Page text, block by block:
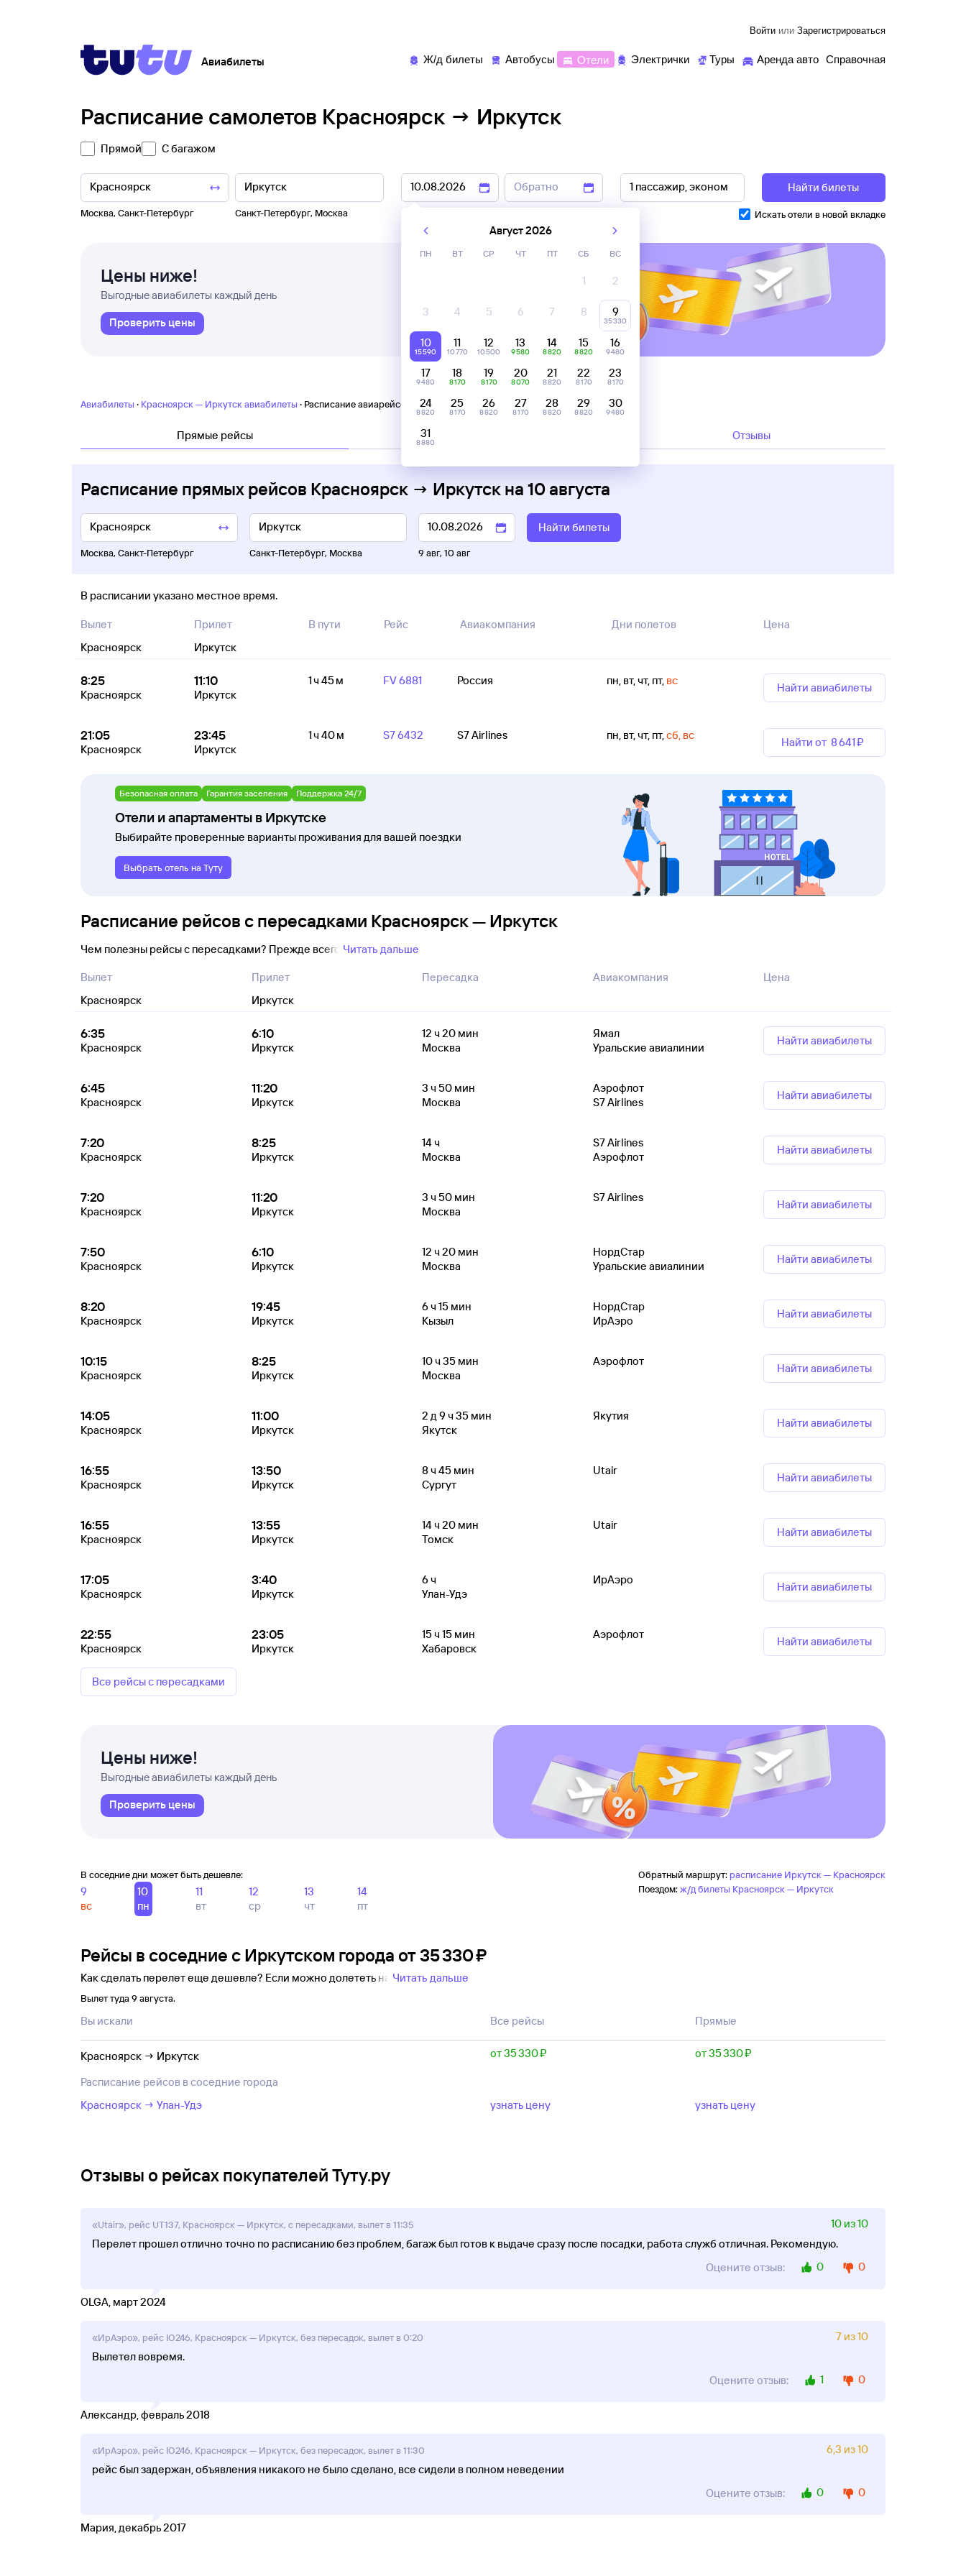
Войти или Зарегистрироваться
Авиабилеты Ж/д билеты Автобусы Отели Электрички Туры Аренда авто Справочная
Расписание самолетов Красноярск → Иркутск
Прямой С багажом
Москва, Санкт-Петербург Санкт-Петербург, Москва
Найти билеты
Искать отели в новой вкладке
Цены ниже!
Выгодные авиабилеты каждый день
Проверить цены
Авиабилеты · Красноярск — Иркутск авиабилеты · Расписание авиарейсов Красноярск — Иркутск
Прямые рейсы Отзывы
Расписание прямых рейсов Красноярск → Иркутск на 10 августа
Москва, Санкт-Петербург Санкт-Петербург, Москва 9 авг, 10 авг
Найти билеты
В расписании указано местное время.
Вылет
Красноярск
Прилет
Иркутск
В пути Рейс Авиакомпания Дни полетов Цена
8:25
Красноярск
11:10
Иркутск
1 ч 45 м FV 6881 Россия пн, вт, чт, пт, вс
Найти авиабилеты
21:05
Красноярск
23:45
Иркутск
1 ч 40 м S7 6432 S7 Airlines пн, вт, чт, пт,сб, вс
Найти от 8 ⁠641 ⁠₽
Безопасная оплата Гарантия заселения Поддержка 24/7
Отели и апартаменты в Иркутске
Выбирайте проверенные варианты проживания для вашей поездки
Выбрать отель на Туту
Расписание рейсов с пересадками Красноярск — Иркутск
Чем полезны рейсы с пересадками? Прежде всего Читать дальше
Вылет
Красноярск
Прилет
Иркутск
Пересадка Авиакомпания Цена
6:35
Красноярск
6:10
Иркутск
12 ч 20 мин
Москва
Ямал
Уральские авиалинии
Найти авиабилеты
6:45
Красноярск
11:20
Иркутск
3 ч 50 мин
Москва
Аэрофлот
S7 Airlines
Найти авиабилеты
7:20
Красноярск
8:25
Иркутск
14ч
Москва
S7 Airlines
Аэрофлот
Найти авиабилеты
7:20
Красноярск
11:20
Иркутск
3 ч 50 мин
Москва
S7 Airlines
Найти авиабилеты
7:50
Красноярск
6:10
Иркутск
12 ч 20 мин
Москва
НордСтар
Уральские авиалинии
Найти авиабилеты
8:20
Красноярск
19:45
Иркутск
6ч 15 мин
Кызыл
НордСтар
ИрАэро
Найти авиабилеты
10:15
Красноярск
8:25
Иркутск
10ч 35 мин
Москва
Аэрофлот
Найти авиабилеты
14:05
Красноярск
11:00
Иркутск
2 д 9ч 35 мин
Якутск
Якутия
Найти авиабилеты
16:55
Красноярск
13:50
Иркутск
8ч 45 мин
Сургут
Utair
Найти авиабилеты
16:55
Красноярск
13:55
Иркутск
14ч 20 мин
Томск
Utair
Найти авиабилеты
17:05
Красноярск
3:40
Иркутск
6ч
Улан-Удэ
ИрАэро
Найти авиабилеты
22:55
Красноярск
23:05
Иркутск
15ч 15 мин
Хабаровск
Аэрофлот
Найти авиабилеты
Все рейсы с пересадками
Цены ниже!
Выгодные авиабилеты каждый день
Проверить цены
В соседние дни может быть дешевле:
9
вс
10
пн
11
вт
12
ср
13
чт
14
пт
Обратный маршрут: расписание Иркутск — Красноярск
Поездом:ж/д билеты Красноярск — Иркутск
Рейсы в соседние с Иркутском города от35 ⁠330 ⁠₽
Как сделать перелет еще дешевле? Если можно долететь на Читать дальше
Вылет туда 9 августа.
Вы искали Все рейсы Прямые
Красноярск → Иркутск от 35 ⁠330 ⁠₽ от 35 ⁠330 ⁠₽
Расписание рейсов в соседние города
Красноярск → Улан-Удэ
узнать цену узнать цену
Отзывы о рейсах покупателей Туту.ру
«Utair», рейс UT137, Красноярск — Иркутск, с пересадками, вылет в 11:35
10 из 10
Перелет прошел отлично точно по расписанию без проблем, багаж был готов к выдаче сразу после посадки, работа служб отличная. Рекомендую.
Оцените отзыв:
0 0
OLGA, март 2024
«ИрАэро», рейс IO246, Красноярск — Иркутск, без пересадок, вылет в 0:20
7 из 10
Вылетел вовремя.
Оцените отзыв:
1 0
Александр, февраль 2018
«ИрАэро», рейс IO246, Красноярск — Иркутск, без пересадок, вылет в 11:30
6,3 из 10
рейс был задержан, объявления никакого не было сделано, все сидели в полном неведении
Оцените отзыв:
0 0
Мария, декабрь 2017
Август 2026
ПН ВТ СР ЧТ ПТ СБ ВС
1 2
3 4 5 6 7 8 9
35 ⁠330
10
15 ⁠590
11
10 ⁠770
12
10 ⁠500
13
9 ⁠580
14
8 ⁠820
15
8 ⁠820
16
9 ⁠480
17
9 ⁠480
18
8 ⁠170
19
8 ⁠170
20
8 ⁠070
21
8 ⁠820
22
8 ⁠170
23
8 ⁠170
24
8 ⁠820
25
8 ⁠170
26
8 ⁠820
27
8 ⁠170
28
8 ⁠820
29
8 ⁠820
30
9 ⁠480
31
8 ⁠880